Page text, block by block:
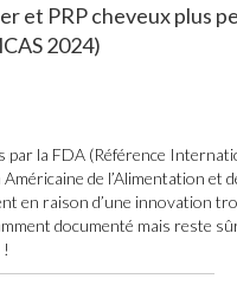
et PRP cheveux plus
2024)
par la FDA (Référence
de l’Alimentation et
en raison d’une innovation
documenté mais reste